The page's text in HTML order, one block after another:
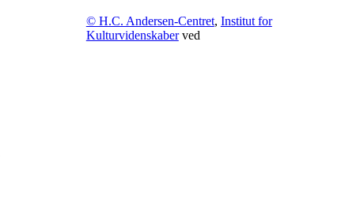
© H.C. Andersen-Centret, Institut for
Kulturvidenskaberved